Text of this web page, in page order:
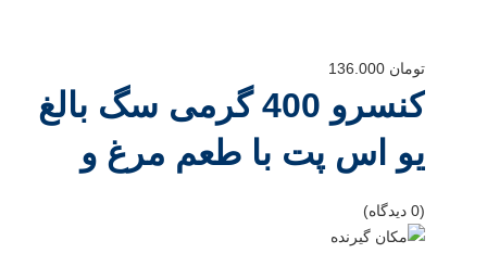
تومان
کنسرو 400 گرمی سگ بالغ
یو اس پت با طعم مرغ و
برنج(0 دیدگاه)